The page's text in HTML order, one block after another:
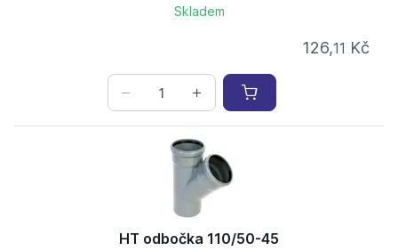
Skladem
126,11 Kč
HT odbočka 110/50-45